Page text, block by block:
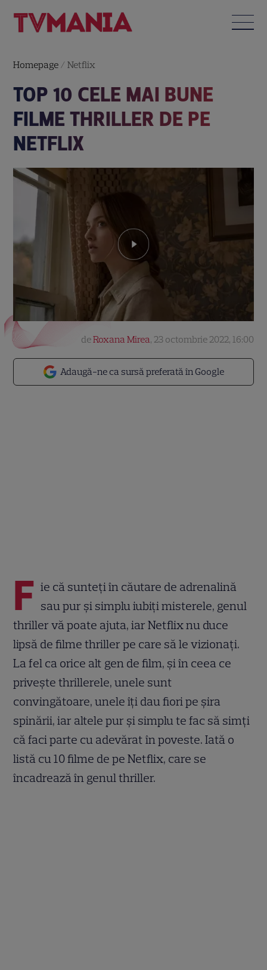
Homepage /Netflix
TOP 10 CELE MAI BUNE
FILME THRILLER DE PE
NETFLIX
Adaugă-ne ca sursă preferată în Google
deRoxana Mirea, 23 octombrie 2022, 16:00
F ie că sunteți în căutare de adrenalină
sau pur și simplu iubiți misterele, genul
thriller vă poate ajuta, iar Netflix nu duce
lipsă de filme thriller pe care să le vizionați.
La fel ca orice alt gen de film, și în ceea ce
privește thrillerele, unele sunt
convingătoare, unele îți dau fiori pe șira
spinării, iar altele pur și simplu te fac să simți
că faci parte cu adevărat în poveste. Iată o
listă cu 10 filme de pe Netflix, care se
încadrează în genul thriller.